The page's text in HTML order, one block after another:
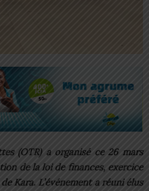
(OTR) a organisé ce 26 mars
de la loi de finances, exercice
Kara. L’événement a réuni élus